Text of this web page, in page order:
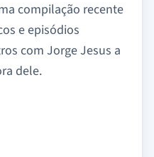
compilação recente
e episódios
com Jorge Jesus a
dele.